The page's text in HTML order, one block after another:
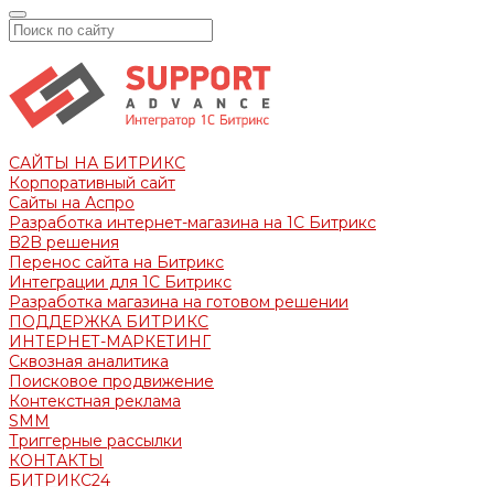
САЙТЫ НА БИТРИКС
Корпоративный сайт
Сайты на Аспро
Разработка интернет-магазина на 1С Битрикс
B2B решения
Перенос сайта на Битрикс
Интеграции для 1С Битрикс
Разработка магазина на готовом решении
ПОДДЕРЖКА БИТРИКС
ИНТЕРНЕТ-МАРКЕТИНГ
Сквозная аналитика
Поисковое продвижение
Контекстная реклама
SMM
Триггерные рассылки
КОНТАКТЫ
БИТРИКС24